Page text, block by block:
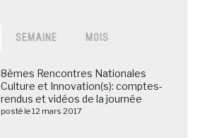
SEMAINE MOIS
8èmes Rencontres Nationales
Culture et Innovation(s): comptes-
rendus et vidéos de la journée
posté le 12 mars 2017